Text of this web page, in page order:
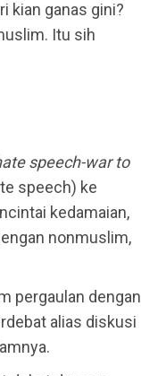
kian ganas gini?
Itu sih
speech-war to
speech) ke
kedamaian,
nonmuslim,
pergaulan dengan
alias diskusi